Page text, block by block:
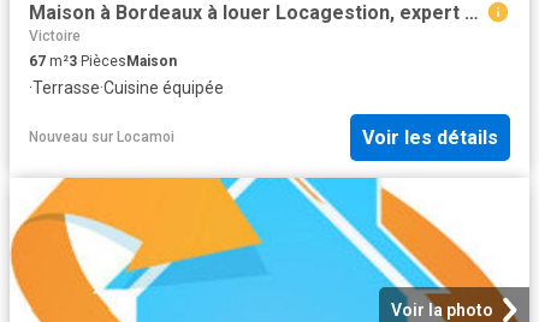
Maison à Bordeaux à louer Locagestion, expert en gestion locative
Victoire
67 m²3 Pièces Maison
·Terrasse·Cuisine équipée
Nouveau sur Locamoi Voir les détails
Voir la photo